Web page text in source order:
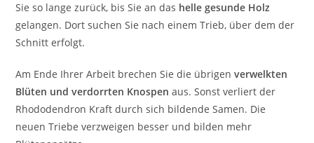
Sie so lange zurück, bis Sie an das helle gesunde Holz
gelangen. Dort suchen Sie nach einem Trieb, über dem der
Schnitt erfolgt.
Am Ende Ihrer Arbeit brechen Sie die übrigenverwelkten
Blüten und verdorrten Knospen aus. Sonst verliert der
Rhododendron Kraft durch sich bildende Samen. Die
neuen Triebe verzweigen besser und bilden mehr